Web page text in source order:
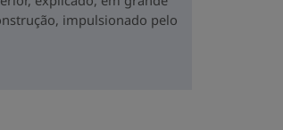
impulsionado pelo